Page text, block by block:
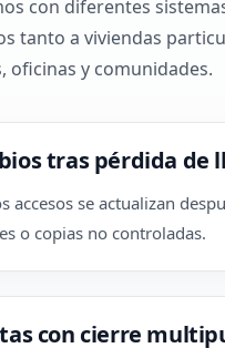
con diferentes
tanto a viviendas
oficinas y comunidades.
tras pérdida de
accesos se actualizan
o copias no controladas.
con cierre